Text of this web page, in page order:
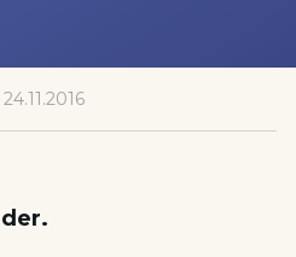
24.11.2016